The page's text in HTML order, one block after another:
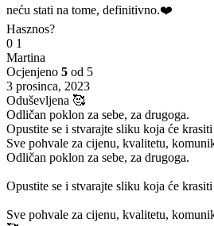
neću stati na tome, definitivno.❤️
Hasznos?
0 1
Martina
Ocjenjeno 5 od 5
3 prosinca, 2023
Oduševljena 🥰
Odličan poklon za sebe, za drugoga.
Opustite se i stvarajte sliku koja će
Sve pohvale za cijenu, kvalitetu,
Odličan poklon za sebe, za drugoga.
Opustite se i stvarajte sliku koja će
Sve pohvale za cijenu, kvalitetu,